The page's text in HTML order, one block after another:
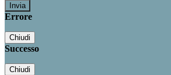
Errore
Chiudi
Successo
Chiudi